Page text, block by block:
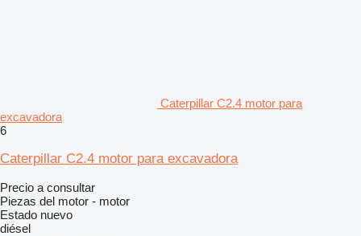
Caterpillar C2.4 motor para
excavadora
6
Caterpillar C2.4 motor para excavadora
Precio a consultar
Piezas del motor - motor
Estado nuevo
diésel